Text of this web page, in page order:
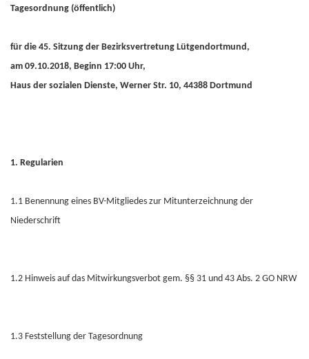
Tagesordnung (öffentlich)
für die 45. Sitzung der Bezirksvertretung Lütgendortmund,
am 09.10.2018, Beginn 17:00 Uhr,
Haus der sozialen Dienste, Werner Str. 10, 44388 Dortmund
1. Regularien
1.1 Benennung eines BV-Mitgliedes zur Mitunterzeichnung der
Niederschrift
1.2 Hinweis auf das Mitwirkungsverbot gem. §§ 31 und 43 Abs. 2 GO NRW
1.3 Feststellung der Tagesordnung